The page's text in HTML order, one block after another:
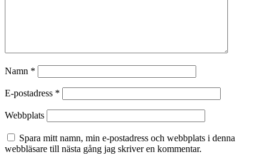
Namn *
E-postadress *
Webbplats
Spara mitt namn, min e-postadress och webbplats i denna
webbläsare till nästa gång jag skriver en kommentar.